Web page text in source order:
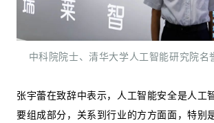
中科院院士、清华大学人工智能研究院名
张宇蕾在致辞中表示，人工智能安全是人工
要组成部分，关系到行业的方方面面，特别